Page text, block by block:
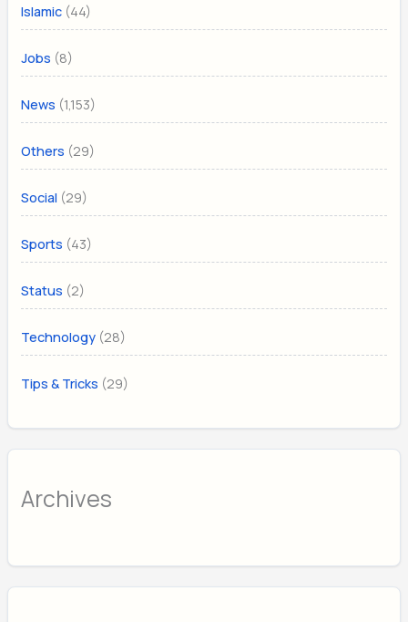
Islamic (44)
Jobs (8)
News (1,153)
Others (29)
Social (29)
Sports (43)
Status (2)
Technology (28)
Tips & Tricks (29)
Archives